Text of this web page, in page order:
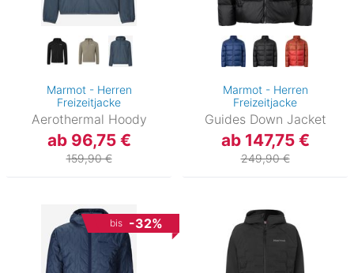
Marmot - Herren
Freizeitjacke
Aerothermal Hoody
ab 96,75 €
159,90 €
Marmot - Herren
Freizeitjacke
Guides Down Jacket
ab 147,75 €
249,90 €
bis -32%